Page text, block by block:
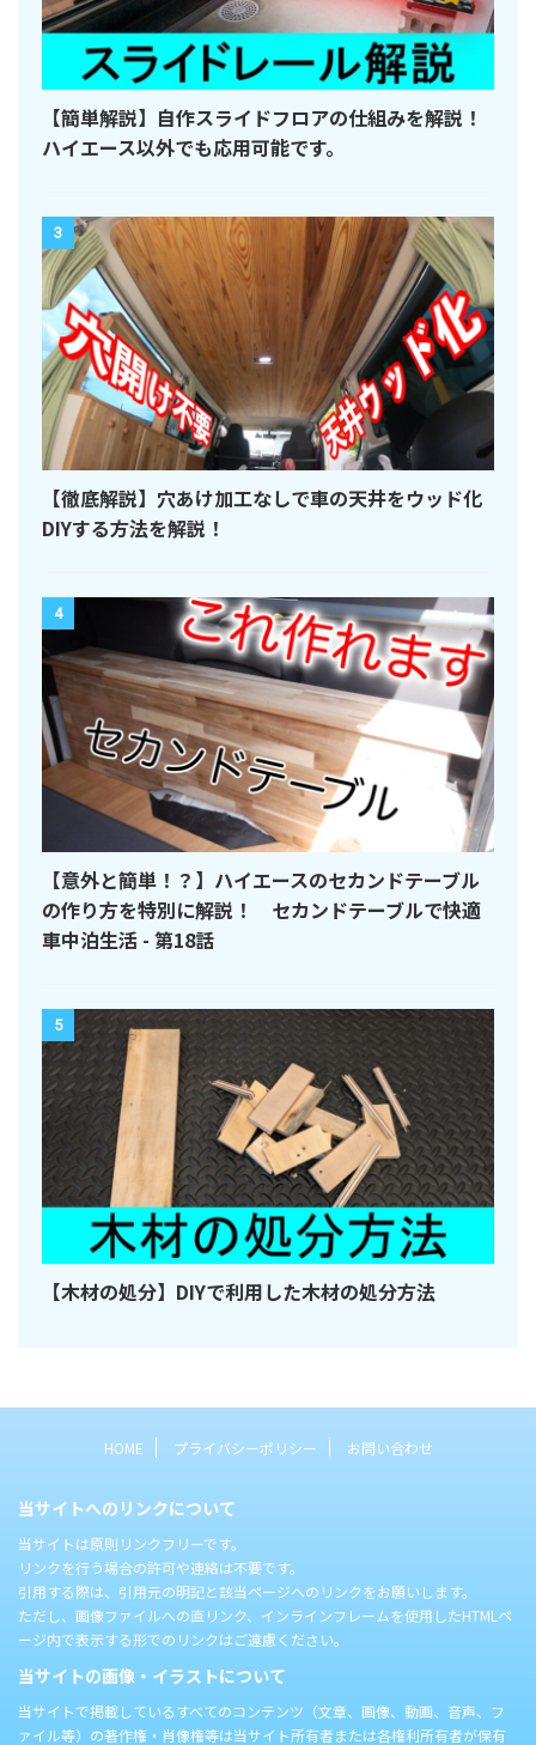
【簡単解説】自作スライドフロアの仕組みを解説！
ハイエース以外でも応用可能です。
3
【徹底解説】穴あけ加工なしで車の天井をウッド化
DIYする方法を解説！
4
【意外と簡単！？】ハイエースのセカンドテーブル
の作り方を特別に解説！ セカンドテーブルで快適
車中泊生活 - 第18話
5
【木材の処分】DIYで利用した木材の処分方法
HOME プライバシーポリシー お問い合わせ
当サイトへのリンクについて
当サイトは原則リンクフリーです。
リンクを行う場合の許可や連絡は不要です。
引用する際は、引用元の明記と該当ページへのリンクをお願いします。
ただし、画像ファイルへの直リンク、インラインフレームを使用したHTMLペ
ージ内で表示する形でのリンクはご遠慮ください。
当サイトの画像・イラストについて
当サイトで掲載しているすべてのコンテンツ（文章、画像、動画、音声、フ
ァイル等）の著作権・肖像権等は当サイト所有者または各権利所有者が保有